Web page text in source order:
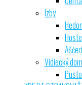
Izby
Vidiecký dom